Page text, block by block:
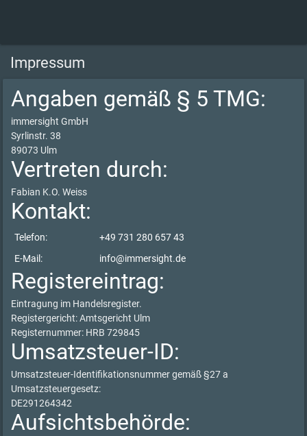
Impressum
Angaben gemäß § 5 TMG:
immersight GmbH
Syrlinstr. 38
89073 Ulm
Vertreten durch:
Fabian K.O. Weiss
Kontakt:
Telefon:
+49 731 280 657 43
E-Mail:
info@immersight.de
Registereintrag:
Eintragung im Handelsregister.
Registergericht: Amtsgericht Ulm
Registernummer: HRB 729845
Umsatzsteuer-ID:
Umsatzsteuer-Identifikationsnummer gemäß §27 a
Umsatzsteuergesetz:
DE291264342
Aufsichtsbehörde: